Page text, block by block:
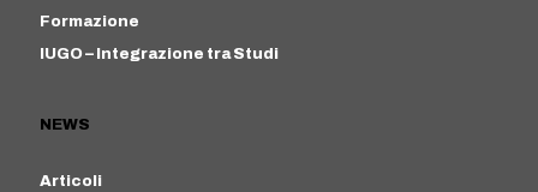
Formazione
IUGO – Integrazione tra Studi
NEWS
Articoli